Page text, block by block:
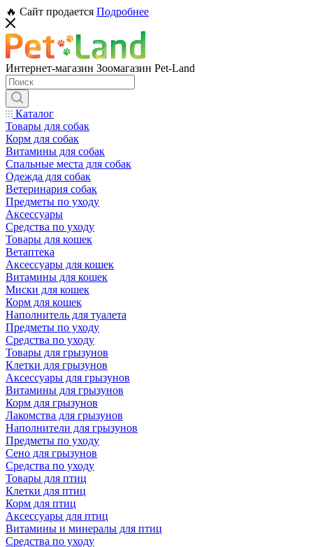
🔥 Сайт продается Подробнее
Интернет-магазин Зоомагазин Pet-Land
Каталог
Товары для собак
Корм для собак
Витамины для собак
Спальные места для собак
Одежда для собак
Ветеринария собак
Предметы по уходу
Аксессуары
Средства по уходу
Товары для кошек
Ветаптека
Аксессуары для кошек
Витамины для кошек
Миски для кошек
Корм для кошек
Наполнитель для туалета
Предметы по уходу
Средства по уходу
Товары для грызунов
Клетки для грызунов
Аксессуары для грызунов
Витамины для грызунов
Корм для грызунов
Лакомства для грызунов
Наполнители для грызунов
Предметы по уходу
Сено для грызунов
Средства по уходу
Товары для птиц
Клетки для птиц
Корм для птиц
Аксессуары для птиц
Витамины и минералы для птиц
Средства по уходу